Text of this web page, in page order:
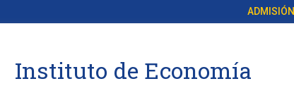
ADMISIÓN
Instituto de Economía